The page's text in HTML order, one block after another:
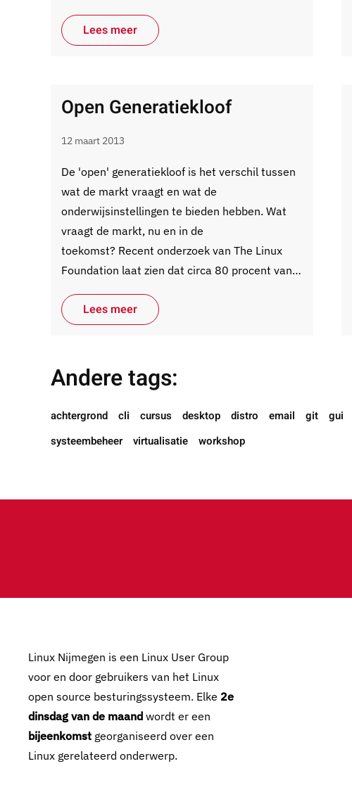
Lees meer
Open Generatiekloof
12 maart 2013
De 'open' generatiekloof is het verschil tussen
wat de markt vraagt en wat de
onderwijsinstellingen te bieden hebben. Wat
vraagt de markt, nu en in de
toekomst? Recent onderzoek van The Linux
Foundation laat zien dat circa 80 procent van…
Lees meer
Andere tags:
achtergrond cli cursus desktop distro email git gui
systeembeheer
virtualisatie workshop
Linux Nijmegen is een Linux User Group
voor en door gebruikers van het Linux
open source besturingssysteem. Elke 2e
dinsdag van de maand wordt er een
bijeenkomst georganiseerd over een
Linux gerelateerd onderwerp.